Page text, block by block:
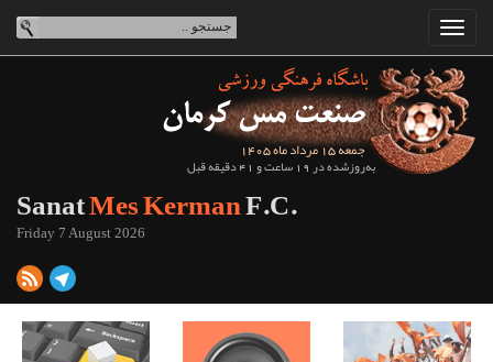
جمعه 15 مرداد ماه 1405
به‌روزشده در 19 ساعت و 41 دقیقه قبل
SanatMes KermanF.C.
Friday 7 August 2026